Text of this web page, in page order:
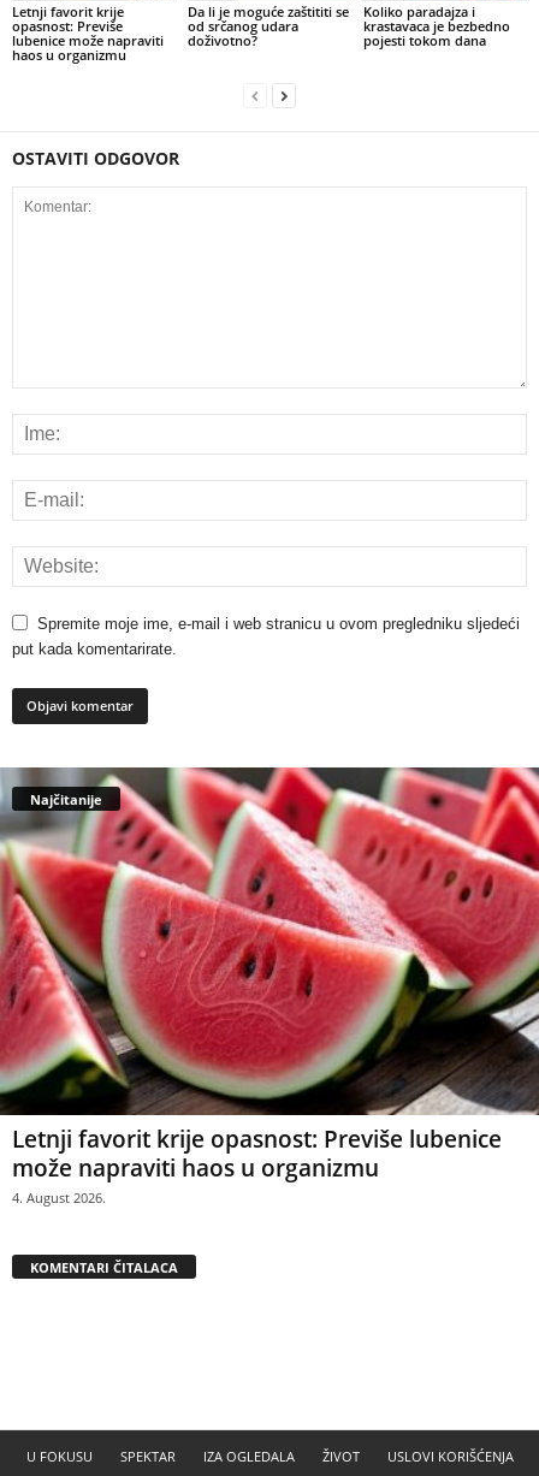
Letnji favorit krije
opasnost: Previše
lubenice može napraviti
haos u organizmu
Da li je moguće zaštititi se
od srčanog udara
doživotno?
Koliko paradajza i
krastavaca je bezbedno
pojesti tokom dana
OSTAVITI ODGOVOR
Spremite moje ime, e-mail i web stranicu u ovom pregledniku sljedeći
put kada komentarirate.
Najčitanije
Letnji favorit krije opasnost: Previše lubenice
može napraviti haos u organizmu
4. August 2026.
KOMENTARI ČITALACA
U FOKUSU SPEKTAR IZA OGLEDALA ŽIVOT
USLOVI KORIŠĆENJA